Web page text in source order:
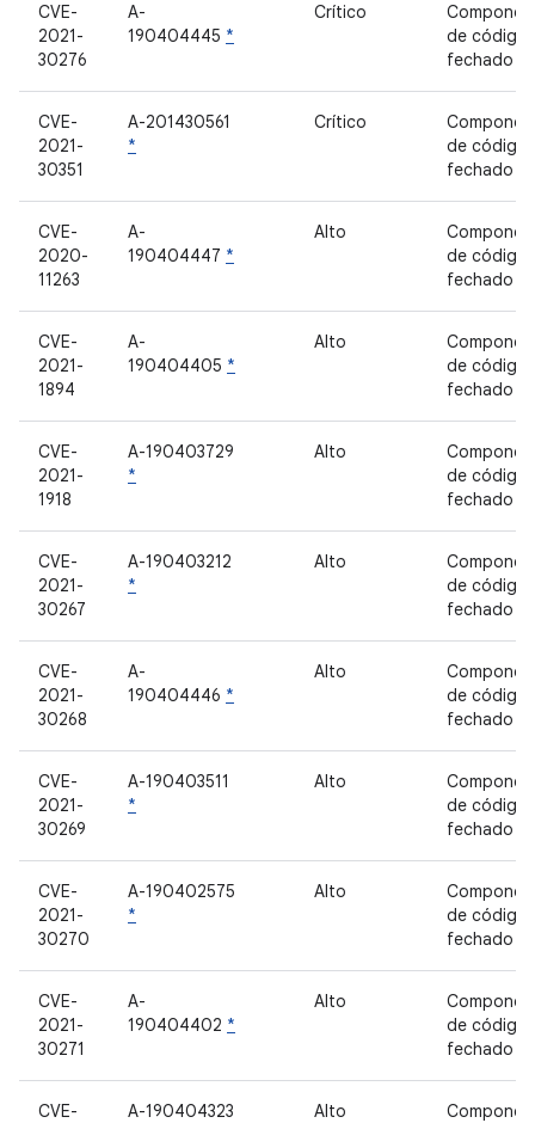
CVE-
2021-
30276
A-
190404445 *
Crítico
de código
fechado
CVE-
2021-
30351
A-201430561
*
Crítico
de código
fechado
CVE-
2020-
11263
A-
190404447 *
Alto
de código
fechado
CVE-
2021-
1894
A-
190404405 *
Alto
de código
fechado
CVE-
2021-
1918
A-190403729
*
Alto
de código
fechado
CVE-
2021-
30267
A-190403212
*
Alto
de código
fechado
CVE-
2021-
30268
A-
190404446 *
Alto
de código
fechado
CVE-
2021-
30269
A-190403511
*
Alto
de código
fechado
CVE-
2021-
30270
A-190402575
*
Alto
de código
fechado
CVE-
2021-
30271
A-
190404402 *
Alto
de código
fechado
CVE-
A-190404323
Alto